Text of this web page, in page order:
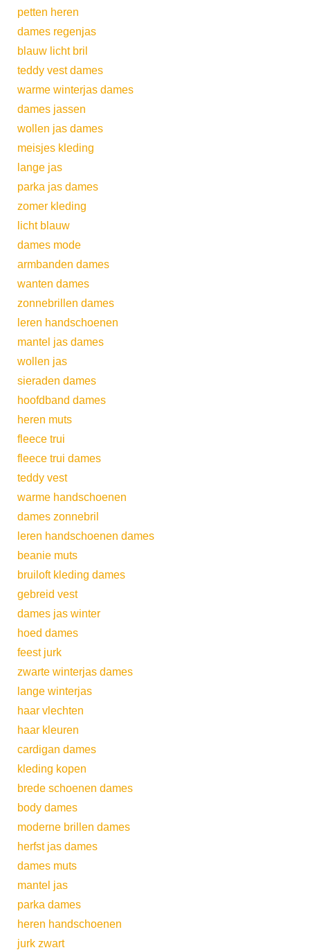
petten heren
dames regenjas
blauw licht bril
teddy vest dames
warme winterjas dames
dames jassen
wollen jas dames
meisjes kleding
lange jas
parka jas dames
zomer kleding
licht blauw
dames mode
armbanden dames
wanten dames
zonnebrillen dames
leren handschoenen
mantel jas dames
wollen jas
sieraden dames
hoofdband dames
heren muts
fleece trui
fleece trui dames
teddy vest
warme handschoenen
dames zonnebril
leren handschoenen dames
beanie muts
bruiloft kleding dames
gebreid vest
dames jas winter
hoed dames
feest jurk
zwarte winterjas dames
lange winterjas
haar vlechten
haar kleuren
cardigan dames
kleding kopen
brede schoenen dames
body dames
moderne brillen dames
herfst jas dames
dames muts
mantel jas
parka dames
heren handschoenen
jurk zwart